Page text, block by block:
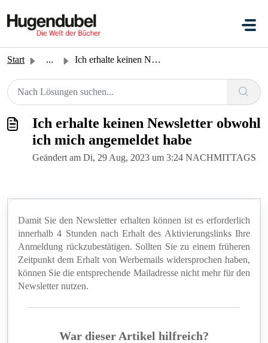
Start ... Ich erhalte keinen Newsletter obwohl ich mich angemeldet ...
Ich erhalte keinen Newsletter obwohl
ich mich angemeldet habe
Geändert am Di, 29 Aug, 2023 um 3:24 NACHMITTAGS
Damit Sie den Newsletter erhalten können ist es erforderlich
innerhalb 4 Stunden nach Erhalt des Aktivierungslinks Ihre
Anmeldung rückzubestätigen. Sollten Sie zu einem früheren
Zeitpunkt dem Erhalt von Werbemails widersprochen haben,
können Sie die entsprechende Mailadresse nicht mehr für den
Newsletter nutzen.
War dieser Artikel hilfreich?